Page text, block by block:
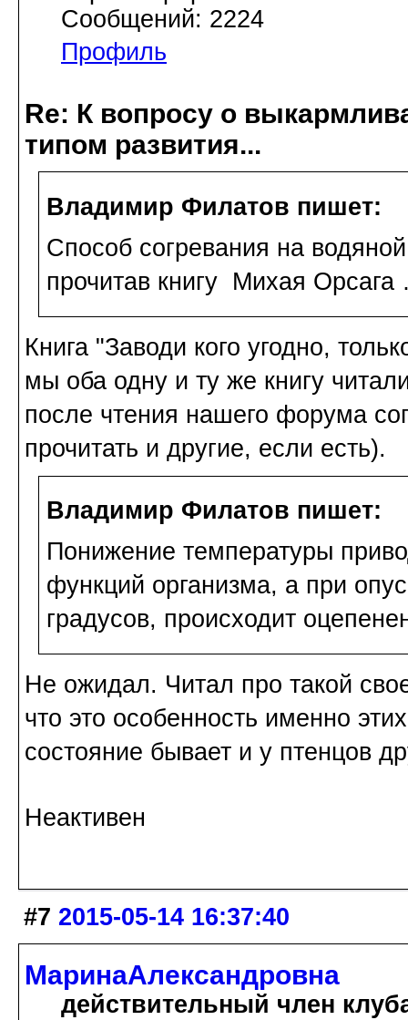
Сообщений: 2224
Профиль
Re: К вопросу о
типом развития...
Владимир Филатов пишет:
Способ согревания на
прочитав книгу Михая
Книга "Заводи кого угодно,
мы оба одну и ту же книгу
после чтения нашего форума
прочитать и другие, если есть).
Владимир Филатов пишет:
Понижение температуры
функций организма, а при
градусов, происходит
Не ожидал. Читал про такой
что это особенность именно
состояние бывает и у птенцов
Неактивен
#7 2015-05-14 16:37:40
МаринаАлександровна
действительный член